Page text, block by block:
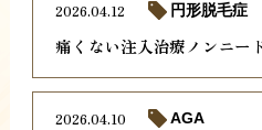
痛くない注入治療ノンニー
2026.04.12 円形脱毛症
2026.04.10 AGA